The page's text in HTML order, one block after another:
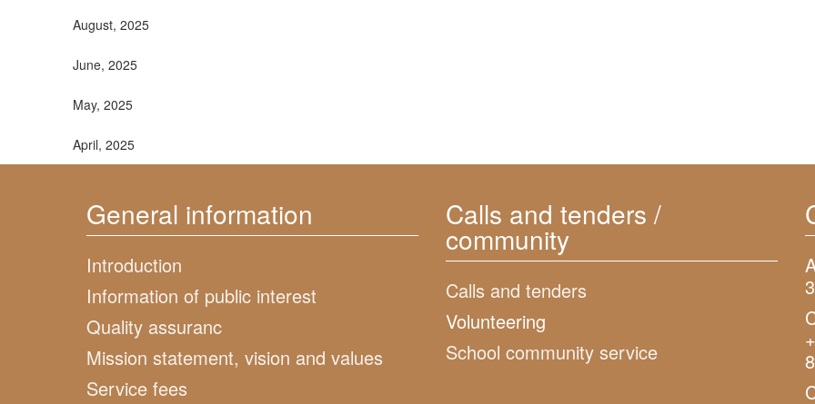
August, 2025
June, 2025
May, 2025
April, 2025
General information
Introduction
Information of public interest
Quality assuranc
Mission statement, vision and values
Service fees
Calls and tenders /
community
Calls and tenders
Volunteering
School community service